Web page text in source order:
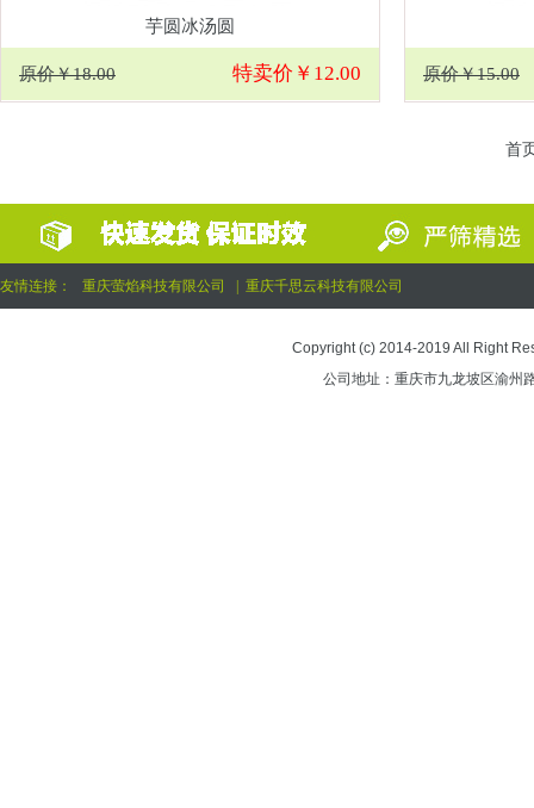
芋圆冰汤圆
原价￥18.00 特卖价￥12.00 原价￥15.00
首
友情连接： 重庆萤焰科技有限公司 重庆千思云科技有限公司
Copyright (c) 2014-2019 All Right
公司地址：重庆市九龙坡区渝州